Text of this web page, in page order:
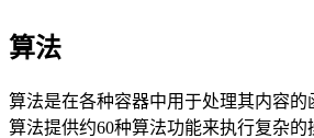
算法
算法是在各种容器中用于处理其内容的
算法提供约60种算法功能来执行复杂的